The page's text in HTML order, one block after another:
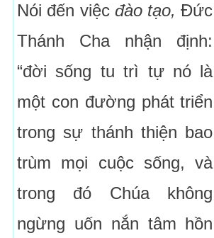
Nói đến việc đào tạo, Đức
Thánh Cha nhận định:
“đời sống tu trì tự nó là
một con đường phát triển
trong sự thánh thiện bao
trùm mọi cuộc sống, và
trong đó Chúa không
ngừng uốn nắn tâm hồn